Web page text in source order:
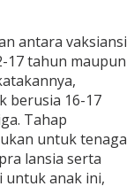
antara vaksiansi
17 tahun maupun
berusia 16-17
Tahap
untuk tenaga
lansia serta
untuk anak ini,